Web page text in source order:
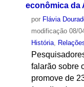
econômica da
por Flávia
modificação08/
História,
falarão sobre
promove de